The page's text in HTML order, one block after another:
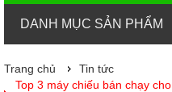
DANH MỤC SẢN PHẨM
Trang chủ
Tin tức
Top 3 máy chiếu bán chạy